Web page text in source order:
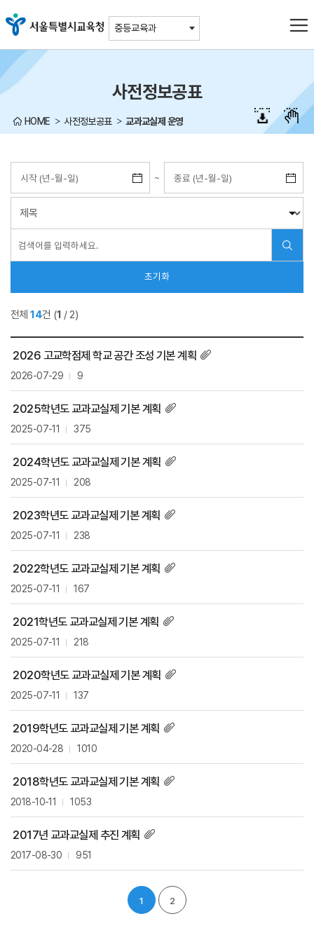
중등교육과
사전정보공표
HOME 사전정보공표 교과교실제 운영
전체14건 (1 / 2)
~
2026 고교학점제 학교 공간 조성 기본 계획
2026-07-29 9
2025학년도 교과교실제 기본 계획
2025-07-11 375
2024학년도 교과교실제 기본 계획
2025-07-11 208
2023학년도 교과교실제 기본 계획
2025-07-11 238
2022학년도 교과교실제 기본 계획
2025-07-11 167
2021학년도 교과교실제 기본 계획
2025-07-11 218
2020학년도 교과교실제 기본 계획
2025-07-11 137
2019학년도 교과교실제 기본 계획
2020-04-28 1010
2018학년도 교과교실제 기본 계획
2018-10-11 1053
2017년 교과교실제 추진 계획
2017-08-30 951
1 2